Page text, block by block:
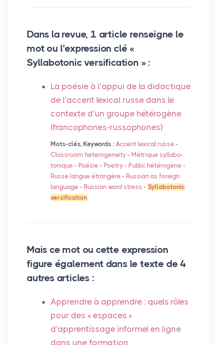
Dans la revue, 1 article renseigne le
mot ou l'expression clé «
Syllabotonic versification » :
La poésie à l’appui de la didactique
de l’accent lexical russe dans le
contexte d’un groupe hétérogène
(francophones-russophones)
Mots-clés, Keywords : Accent lexical russe -
Classroom heterogeneity- Métrique syllabo-
tonique - Poésie - Poetry- Public hétérogène -
Russe langue étrangère - Russian as foreign
language - Russian word stress - Syllabotonic
versification
Mais ce mot ou cette expression
figure également dans le texte de 4
autres articles :
Apprendre à apprendre : quels rôles
pour des « espaces »
d’apprentissage informel en ligne
dans une formation